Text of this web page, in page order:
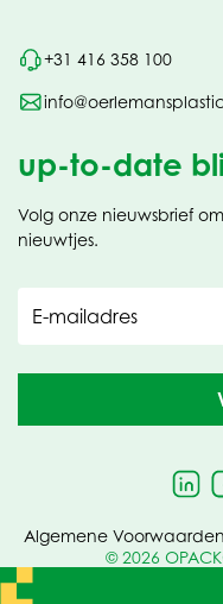
+31 416 358 100
up-to-date
Volg onze nieuwsbrief
nieuwtjes.
E-mailadres
© 2026
Algemene Voorwaarden